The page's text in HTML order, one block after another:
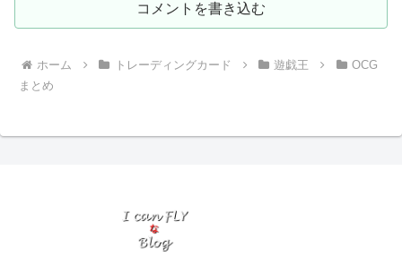
コメントを書き込む
ホーム トレーディングカード 遊戯王
OCG
まとめ